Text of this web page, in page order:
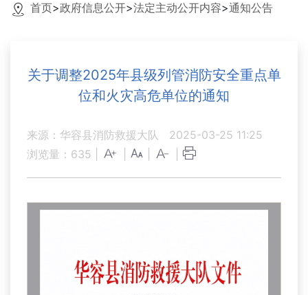
首页>政府信息公开>法定主动公开内容>通知公告
关于调整2025年县级列管消防安全重点单
位和火灾高危单位的通知
来源：华容县消防救援大队
2025-03-25 11:25
浏览量： 635